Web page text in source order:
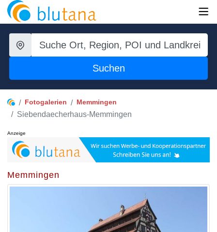
Suchen
Fotogalerien Memmingen
Siebendaecherhaus-Memmingen
Anzeige
Memmingen